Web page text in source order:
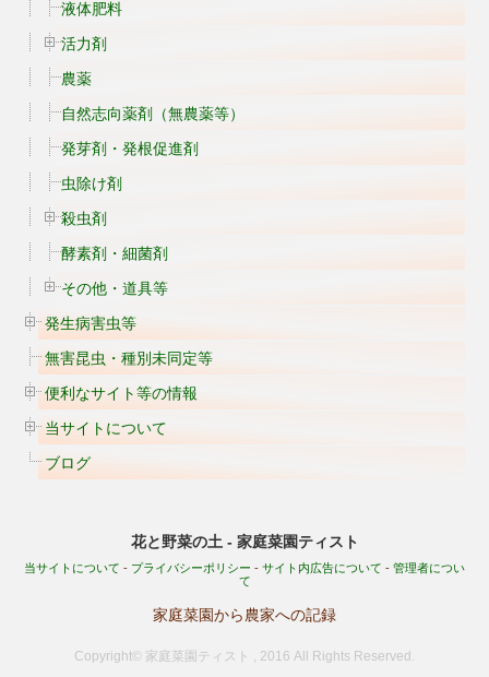
液体肥料
活力剤
農薬
自然志向薬剤（無農薬等）
発芽剤・発根促進剤
虫除け剤
殺虫剤
酵素剤・細菌剤
その他・道具等
発生病害虫等
無害昆虫・種別未同定等
便利なサイト等の情報
当サイトについて
ブログ
花と野菜の土 - 家庭菜園ティスト
当サイトについて - プライバシーポリシー - サイト内広告について - 管理者につい
て
家庭菜園から農家への記録
Copyright© 家庭菜園ティスト , 2016 All Rights Reserved.